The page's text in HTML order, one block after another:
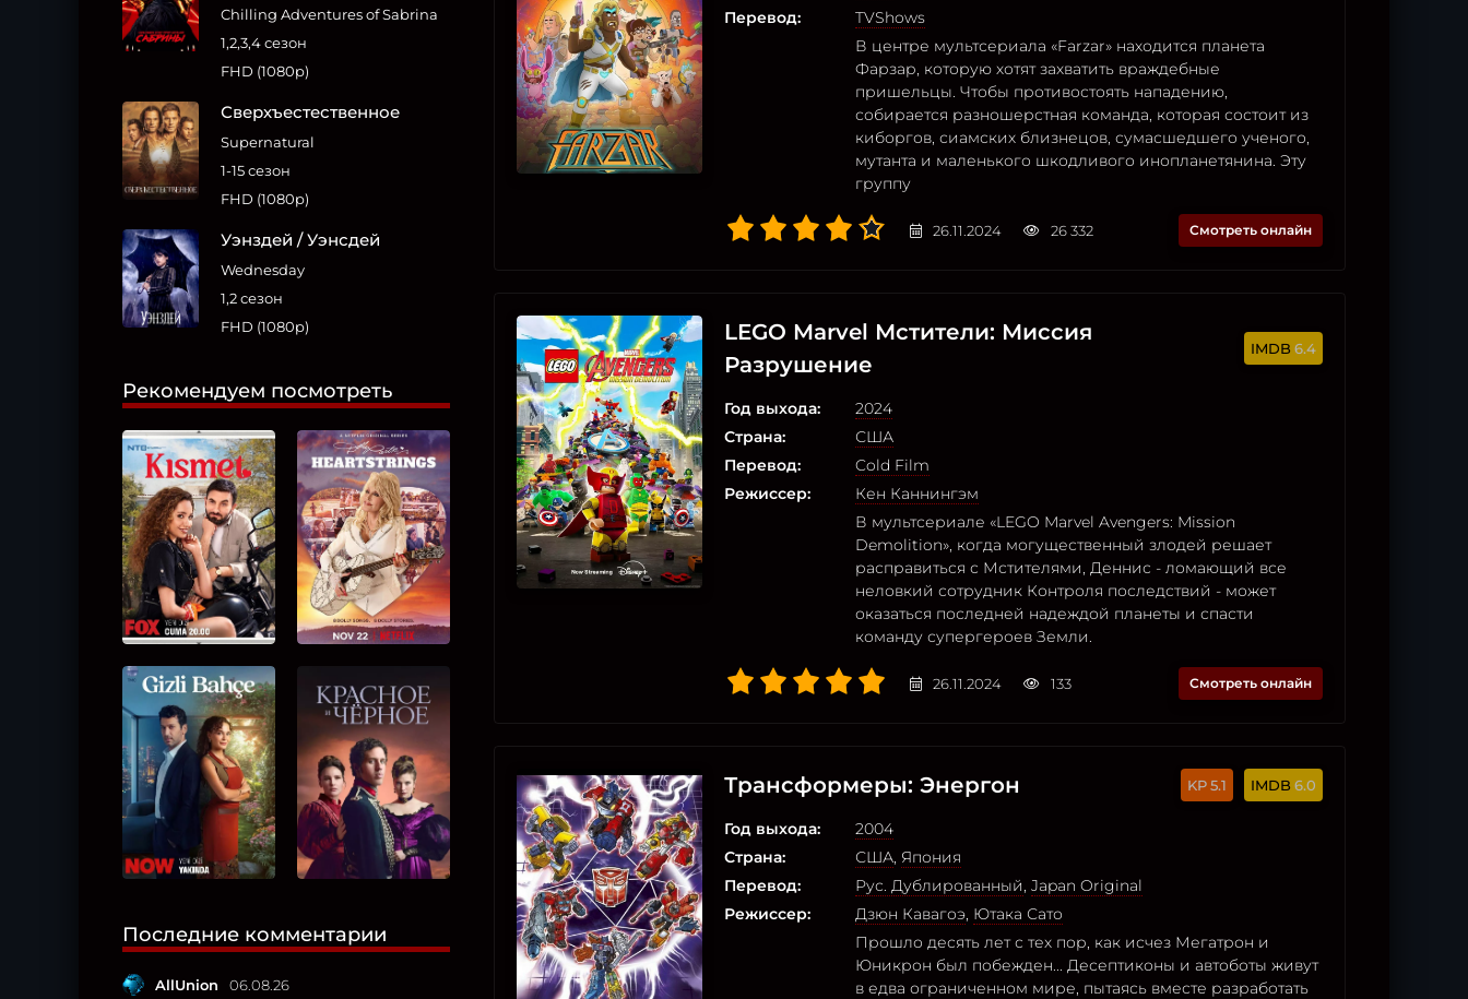
Chilling Adventures of Sabrina
1,2,3,4 сезон
FHD (1080p)
Сверхъестественное
Supernatural
1-15 сезон
FHD (1080p)
Уэнздей / Уэнсдей
Wednesday
1,2 сезон
FHD (1080p)
Рекомендуем посмотреть
Последние комментарии
AllUnion 06.08.26
Перевод:
TVShows
В центре мультсериала «Farzar» находится планета
Фарзар, которую хотят захватить враждебные
пришельцы. Чтобы противостоять нападению,
собирается разношерстная команда, которая состоит из
киборгов, сиамских близнецов, сумасшедшего ученого,
мутанта и маленького шкодливого инопланетянина. Эту
группу
26.11.2024 26 332 Смотреть онлайн
LEGO Marvel Мстители: Миссия
Разрушение
6.4
Год выхода:
2024
Страна:
США
Перевод:
Cold Film
Режиссер:
Кен Каннингэм
В мультсериале «LEGO Marvel Avengers: Mission
Demolition», когда могущественный злодей решает
расправиться с Мстителями, Деннис - ломающий все
неловкий сотрудник Контроля последствий - может
оказаться последней надеждой планеты и спасти
команду супергероев Земли.
26.11.2024 133 Смотреть онлайн
Трансформеры: Энергон 5.1 6.0
Год выхода:
2004
Страна:
США, Япония
Перевод:
Рус. Дублированный, Japan Original
Режиссер:
Дзюн Кавагоэ, Ютака Сато
Прошло десять лет с тех пор, как исчез Мегатрон и
Юникрон был побежден... Десептиконы и автоботы живут
в едва ограниченном мире, пытаясь вместе разработать